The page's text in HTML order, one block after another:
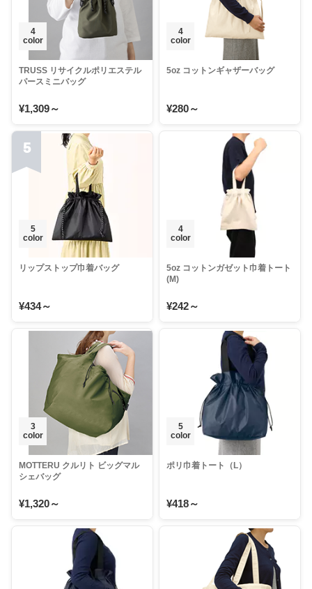
4
color
TRUSS リサイクルポリエステル
パースミニバッグ
¥1,309～
4
color
5oz コットンギャザーバッグ
¥280～
5
5
color
リップストップ巾着バッグ
¥434～
4
color
5oz コットンガゼット巾着トート
(M)
¥242～
3
color
MOTTERU クルリト ビッグマル
シェバッグ
¥1,320～
5
color
ポリ巾着トート（L）
¥418～